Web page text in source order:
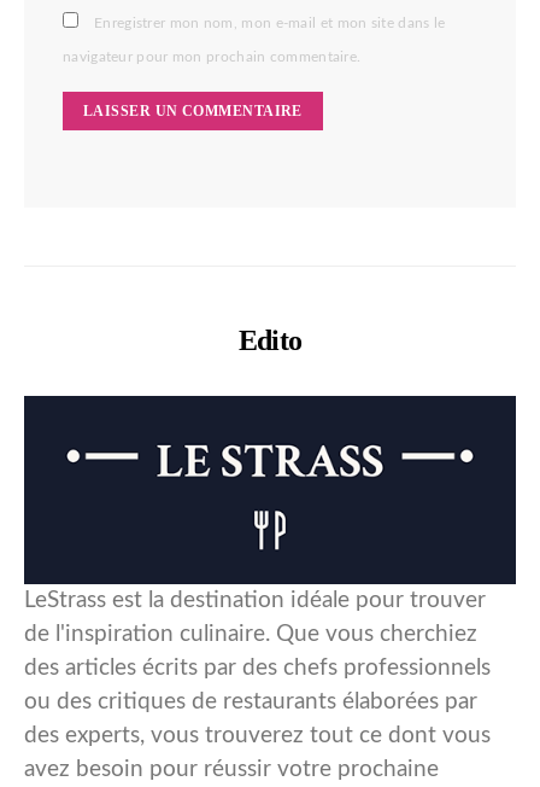
Enregistrer mon nom, mon e-mail et mon site dans le
navigateur pour mon prochain commentaire.
Edito
LeStrass est la destination idéale pour trouver
de l'inspiration culinaire. Que vous cherchiez
des articles écrits par des chefs professionnels
ou des critiques de restaurants élaborées par
des experts, vous trouverez tout ce dont vous
avez besoin pour réussir votre prochaine